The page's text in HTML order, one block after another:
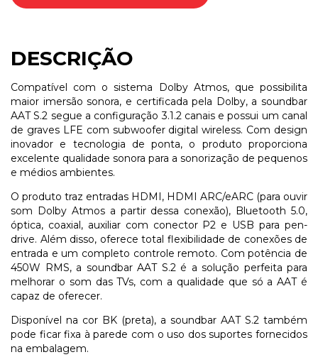
DESCRIÇÃO
Compatível com o sistema Dolby Atmos, que possibilita
maior imersão sonora, e certificada pela Dolby, a soundbar
AAT S.2 segue a configuração 3.1.2 canais e possui um canal
de graves LFE com subwoofer digital wireless. Com design
inovador e tecnologia de ponta, o produto proporciona
excelente qualidade sonora para a sonorização de pequenos
e médios ambientes.
O produto traz entradas HDMI, HDMI ARC/eARC (para ouvir
som Dolby Atmos a partir dessa conexão), Bluetooth 5.0,
óptica, coaxial, auxiliar com conector P2 e USB para pen-
drive. Além disso, oferece total flexibilidade de conexões de
entrada e um completo controle remoto. Com potência de
450W RMS, a soundbar AAT S.2 é a solução perfeita para
melhorar o som das TVs, com a qualidade que só a AAT é
capaz de oferecer.
Disponível na cor BK (preta), a soundbar AAT S.2 também
pode ficar fixa à parede com o uso dos suportes fornecidos
na embalagem.